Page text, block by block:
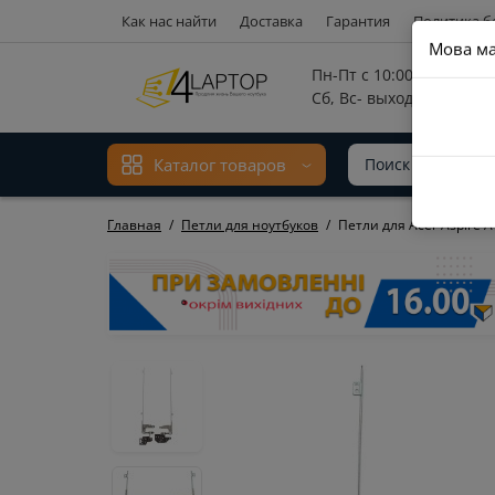
Как нас найти Доставка Гарантия Политика
Пн-Пт с 10:00 до 17:00,
Сб, Вс- выходной
Каталог товаров
Главная Петли для ноутбуков Петли для Acer Aspire
Мова